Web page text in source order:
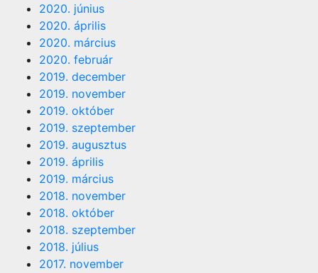
2020. június
2020. április
2020. március
2020. február
2019. december
2019. november
2019. október
2019. szeptember
2019. augusztus
2019. április
2019. március
2018. november
2018. október
2018. szeptember
2018. július
2017. november